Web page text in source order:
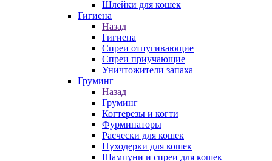
Шлейки для кошек
Гигиена
Назад
Гигиена
Спреи отпугивающие
Спреи приучающие
Уничтожители запаха
Груминг
Назад
Груминг
Когтерезы и когти
Фурминаторы
Расчески для кошек
Пуходерки для кошек
Шампуни и спреи для кошек